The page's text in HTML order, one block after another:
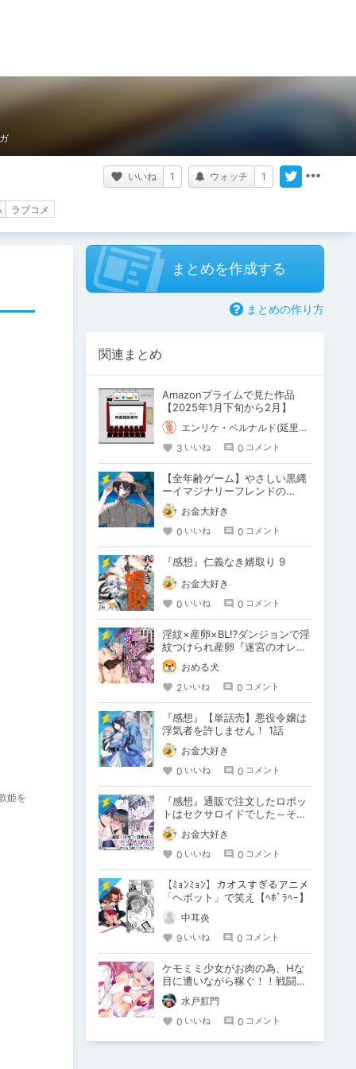
いいね 1 ウォッチ 1
ラブコメ
姫を
まとめを作成する
まとめの作り方
関連まとめ
Amazonプライムで見た作品
【2025年1月下旬から2月】
エンリケ・ベルナルド(延里啓介)
3 いいね 0 コメント
【全年齢ゲーム】やさしい黒縄
ーイマジナリーフレンドの
「彼」と過ごすおぼんやすみー
お金大好き
0 いいね 0 コメント
『感想』仁義なき婿取り 9
お金大好き
0 いいね 0 コメント
淫紋×産卵×BL⁉ダンジョンで淫
紋つけられ産卵『迷宮のオレた
ち～強○発情モンスターと大量
産卵の巻～』
おめる犬
2 いいね 0 コメント
『感想』【単話売】悪役令嬢は
浮気者を許しません！ 1話
お金大好き
0 いいね 0 コメント
『感想』通販で注文したロボッ
トはセクサロイドでした～そん
なに優しく犯さないで～
お金大好き
0 いいね 0 コメント
【ﾐｮﾝﾐｮﾝ】カオスすぎるアニメ
「ヘボット」で笑え【ﾍﾎﾞﾗﾍｰ】
中耳炎
9 いいね 0 コメント
ケモミミ少女がお肉の為、Hな
目に遭いながら稼ぐ！！戦闘エ
ロRPG【戦え!稼げ!あるとも
ふ!】水戸肛門
0 いいね 0 コメント